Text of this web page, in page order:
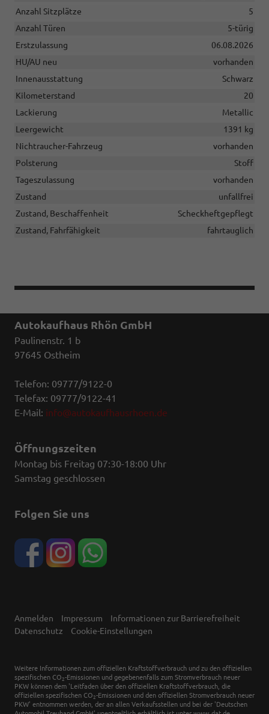
Anzahl Sitzplätze
5
Anzahl Türen
5-türig
Erstzulassung
06.08.2026
HU/AU neu
vorhanden
Innenausstattung
Schwarz
Kilometerstand
20
Lackierung
Metallic
Leergewicht
1391 kg
Nichtraucher-Fahrzeug
vorhanden
Polsterung
Stoff
Tageszulassung
vorhanden
Zustand
unfallfrei
Zustand, Beschaffenheit
Scheckheftgepflegt
Zustand, Fahrfähigkeit
fahrtauglich
Autokaufhaus Rhön GmbH
Paulinenstr. 1 b
97645 Ostheim
Telefon: 09777/9122-0
Telefax: 09777/9122-41
E-Mail: info@autokaufhausrhoen.de
Öffnungszeiten
Montag bis Freitag 07:30-18:00 Uhr
Samstag geschlossen
Folgen Sie uns
Anmelden Impressum
Informationen zur Barrierefreiheit
Datenschutz
Cookie-Einstellungen
Weitere Informationen zum offiziellen Kraftstoffverbrauch und zu den offiziellen
spezifischen CO 2-Emissionen und gegebenenfalls zum Stromverbrauch neuer
PKW können dem 'Leitfaden über den offiziellen Kraftstoffverbrauch, die
offiziellen spezifischen CO 2-Emissionen und den offiziellen Stromverbrauch neuer
PKW' entnommen werden, der an allen Verkaufsstellen und bei der 'Deutschen